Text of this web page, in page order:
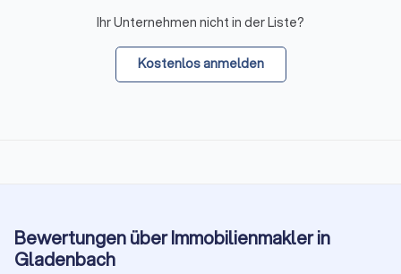
Ihr Unternehmen nicht in der Liste?
Kostenlos anmelden
Bewertungen über Immobilienmakler in
Gladenbach